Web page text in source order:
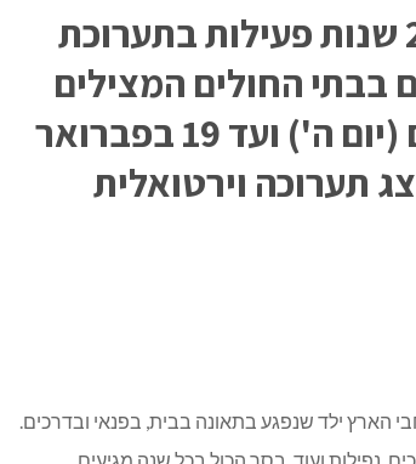
ארגון בטרם לבטיחות ילדים מציין 25 שנות פעילות בתערוכת
בבתי החולים המצילים
חיי ילדים. התערוכה תוצג החל מהיום (יום ה') ועד 19 בפברואר
תערוכה וירטואלית
3 דקות מגיע לחדר מיון ברחבי הארץ ילד שנפגע בתאונה בבית, בפנאי ובדרכים.